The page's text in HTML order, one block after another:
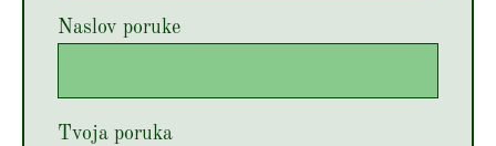
Naslov poruke
Tvoja poruka